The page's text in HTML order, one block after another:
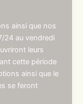
ainsi que nos
24 au vendredi
leurs
cette période
ainsi que le
se feront